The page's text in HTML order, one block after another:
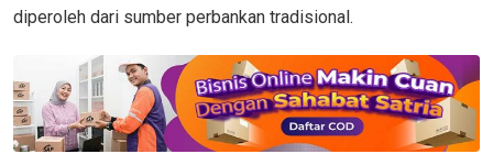
diperoleh dari sumber perbankan tradisional.